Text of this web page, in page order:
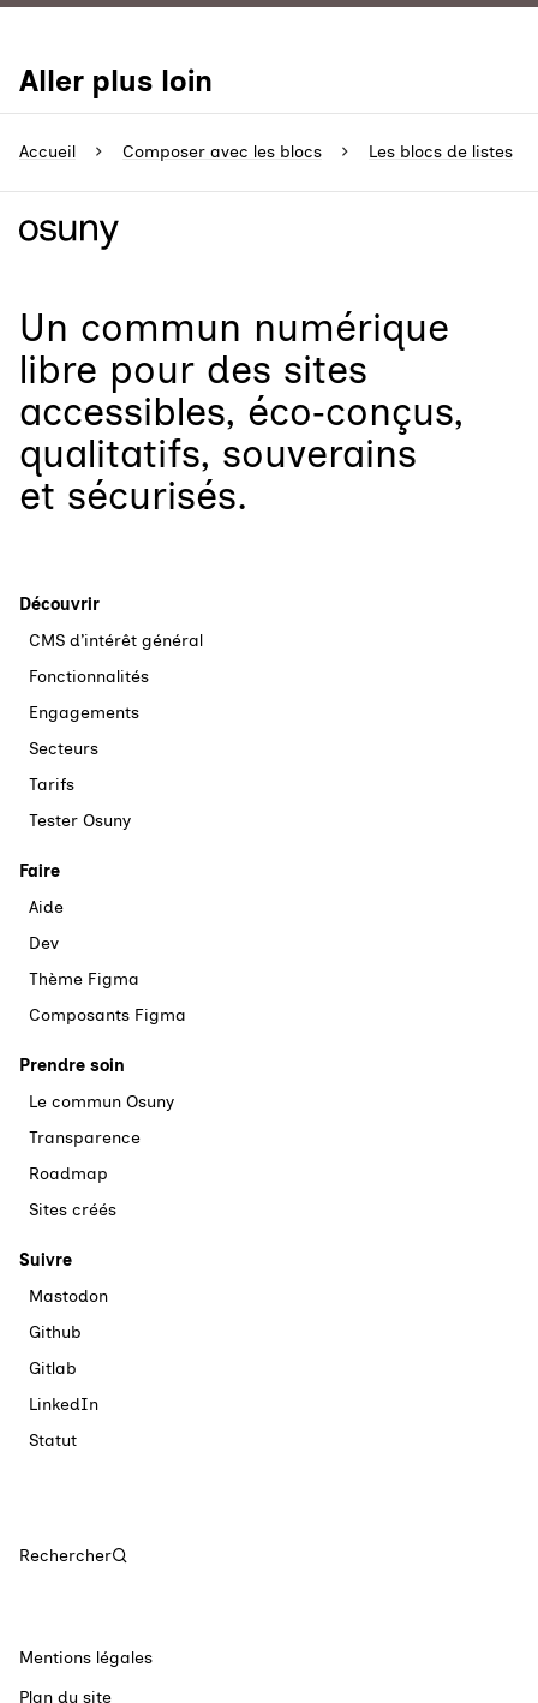
Aller plus loin
Accueil Composer avec les blocs Les blocs de listes
Un commun numérique
libre pour des sites
accessibles, éco‑conçus,
qualitatifs, souverains
et sécurisés.
Découvrir
CMS d’intérêt général
Fonctionnalités
Engagements
Secteurs
Tarifs
Tester Osuny
Faire
Aide
Dev
Thème Figma
Composants Figma
Prendre soin
Le commun Osuny
Transparence
Roadmap
Sites créés
Suivre
Mastodon
Github
Gitlab
LinkedIn
Statut
Rechercher
Mentions légales
Plan du site